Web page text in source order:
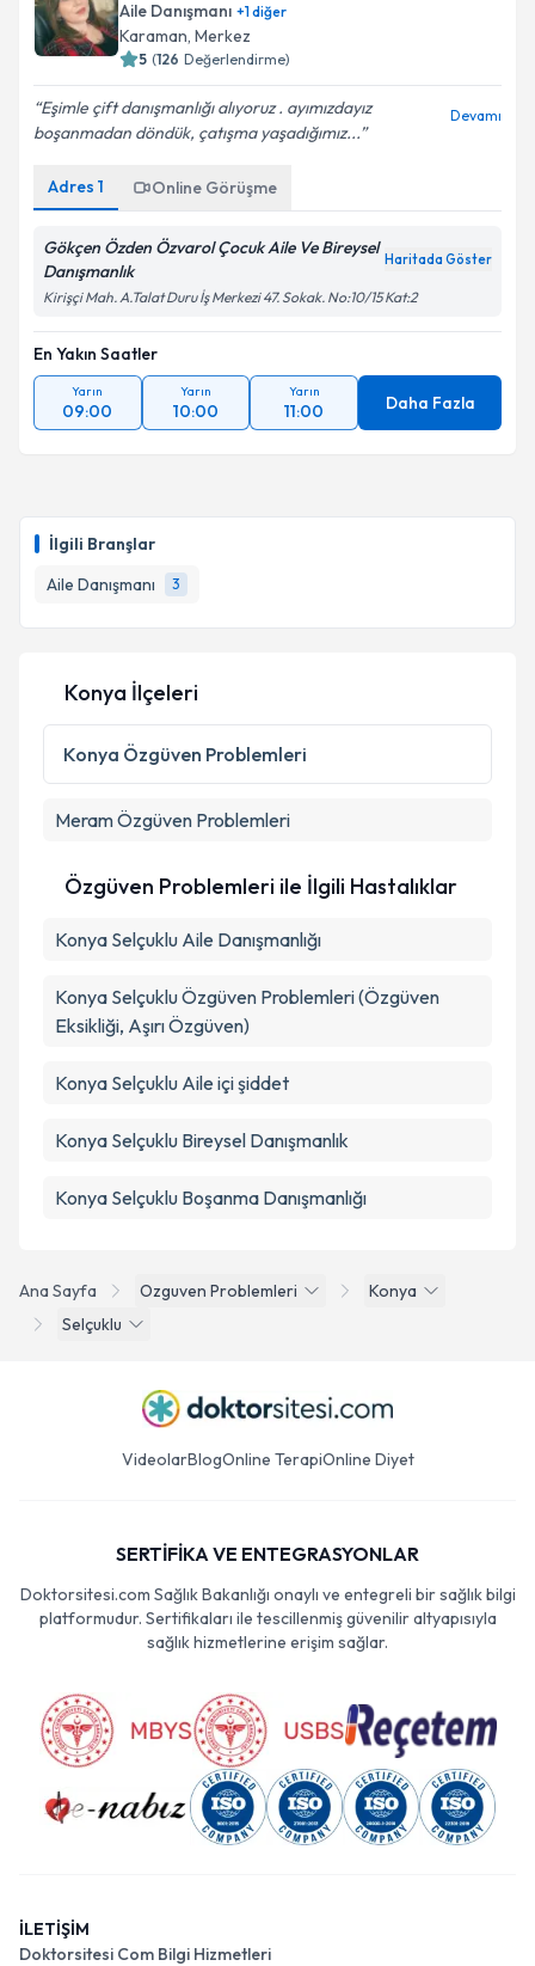
İlgili Branşlar
Aile Danışmanı
3
Aile Danışmanı +1diğer
Karaman, Merkez
5 (126 Değerlendirme)
Eşimle çift danışmanlığı alıyoruz . ayımızdayız
boşanmadan döndük, çatışma yaşadığımız...
Devamı
Adres 1 Online Görüşme
Gökçen Özden Özvarol Çocuk Aile Ve Bireysel
Danışmanlık
Haritada Göster
Kirişçi Mah. A.Talat Duru İş Merkezi 47. Sokak. No:10/15 Kat:2
En Yakın Saatler
Yarın
09:00
Yarın
10:00
Yarın
11:00 Daha Fazla
Ana Sayfa Ozguven Problemleri
Konya
Selçuklu
Konya İlçeleri
Konya Özgüven Problemleri
MeramÖzgüven Problemleri
Özgüven Problemleri ile İlgili Hastalıklar
Konya Selçuklu Aile Danışmanlığı
Konya Selçuklu Özgüven Problemleri (Özgüven
Eksikliği, Aşırı Özgüven)
Konya Selçuklu Aile içi şiddet
Konya Selçuklu Bireysel Danışmanlık
Konya Selçuklu Boşanma Danışmanlığı
VideolarBlogOnline TerapiOnline Diyet
SERTİFİKA VE ENTEGRASYONLAR
Doktorsitesi.com Sağlık Bakanlığı onaylı ve entegreli bir sağlık bilgi
platformudur. Sertifikaları ile tescillenmiş güvenilir altyapısıyla
sağlık hizmetlerine erişim sağlar.
İLETİŞİM
Doktorsitesi Com Bilgi Hizmetleri